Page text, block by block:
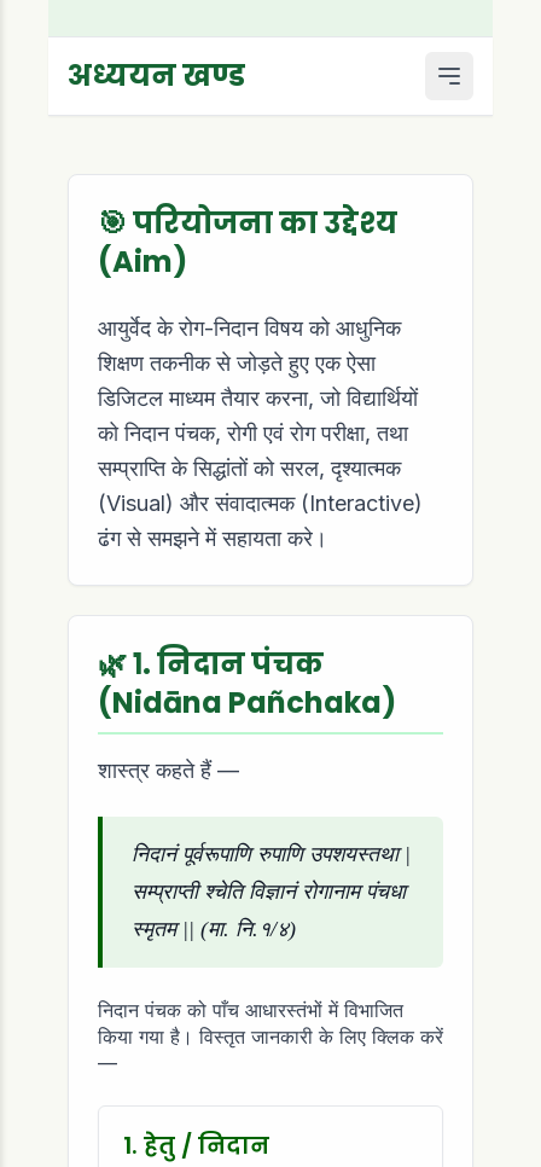
अध्ययन खण्ड
🎯 परियोजना का उद्देश्य
(Aim)
आयुर्वेद के रोग-निदान विषय को आधुनिक
शिक्षण तकनीक से जोड़ते हुए एक ऐसा
डिजिटल माध्यम तैयार करना, जो विद्यार्थियों
को निदान पंचक, रोगी एवं रोग परीक्षा, तथा
सम्प्राप्ति के सिद्धांतों को सरल, दृश्यात्मक
(Visual) और संवादात्मक (Interactive)
ढंग से समझने में सहायता करे।
🌿 १. निदान पंचक
(Nidāna Pañchaka)
शास्त्र कहते हैं —
निदानं पूर्वरूपाणि रुपाणि उपशयस्तथा |
सम्प्राप्ती श्चेति विज्ञानं रोगानाम पंचधा
स्मृतम || (मा. नि.१/४)
निदान पंचक को पाँच आधारस्तंभों में विभाजित
किया गया है। विस्तृत जानकारी के लिए क्लिक करें
—
1. हेतु / निदान